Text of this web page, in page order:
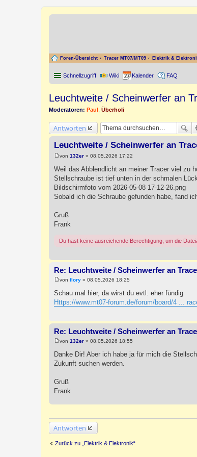
Foren-Übersicht Tracer MT07/MT09 Elektrik &
Schnellzugriff Wiki Kalender FAQ
Leuchtweite / Scheinwerfer an
Moderatoren: Paul Überholi
Antworten
Leuchtweite / Scheinwerfer an
e
t
r
a
g
von 132er » 08.05.2026 17:22
Weil das Abblendlicht an meiner Tracer viel zu
Stellschraube ist tief unten in der schmalen
Bildschirmfoto vom 2026-05-08 17-12-26.png
Sobald ich die Schraube gefunden habe, fand
Gruß
Frank
Du hast keine ausreichende Berechtigung, um die
Re: Leuchtweite / Scheinwerfer an
i
t
g
von flory » 08.05.2026 18:25
Schau mal hier, da wirst du evtl. eher fündig
Https://www.mt07-forum.de/forum/board/4 ...
Re: Leuchtweite / Scheinwerfer an
i
t
g
von 132er » 08.05.2026 18:55
Danke Dir! Aber ich habe ja für mich die
Zukunft suchen werden.
Gruß
Frank
Antworten
Zurück zu „Elektrik & Elektronik“